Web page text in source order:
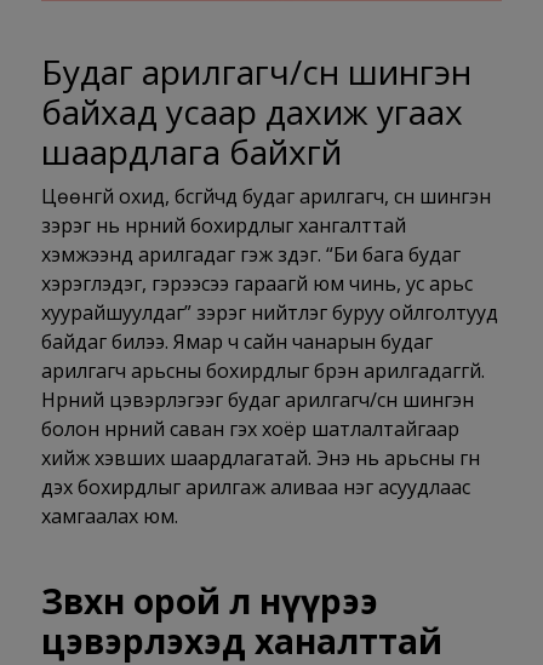
Будаг арилгагч/сүүн шингэн
байхад усаар дахиж угаах
шаардлага байхгүй
Цөөнгүй охид, бүсгүйчүүд будаг арилгагч, сүүн шингэн
зэрэг нь нүүрний бохирдлыг хангалттай
хэмжээнд арилгадаг гэж үздэг. “Би бага будаг
хэрэглэдэг, гэрээсээ гараагүй юм чинь, ус арьс
хуурайшуулдаг” зэрэг нийтлэг буруу ойлголтууд
байдаг билээ. Ямар ч сайн чанарын будаг
арилгагч арьсны бохирдлыг бүрэн арилгадаггүй.
Нүүрний цэвэрлэгээг будаг арилгагч/сүүн шингэн
болон нүүрний саван гэх хоёр шатлалтайгаар
хийж хэвших шаардлагатай. Энэ нь арьсны гүн
дэх бохирдлыг арилгаж аливаа нэг асуудлаас
хамгаалах юм.
Зөвхөн орой л нүүрээ
цэвэрлэхэд ханалттай